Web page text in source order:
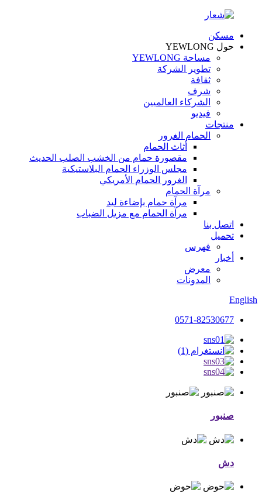
مسكن
حول YEWLONG
مساحة YEWLONG
تطوير الشركة
ثقافة
شرف
الشركاء العالميين
فيديو
منتجات
الحمام الغرور
أثاث الحمام
مقصورة حمام من الخشب الصلب الحديث
مجلس الوزراء الحمام البلاستيكية
الغرور الحمام الأمريكي
مرآة الحمام
مرآة حمام بإضاءة ليد
مرآة الحمام مع مزيل الضباب
اتصل بنا
تحميل
فهرس
أخبار
معرض
المدونات
English
0571-82530677
صنبور
دش